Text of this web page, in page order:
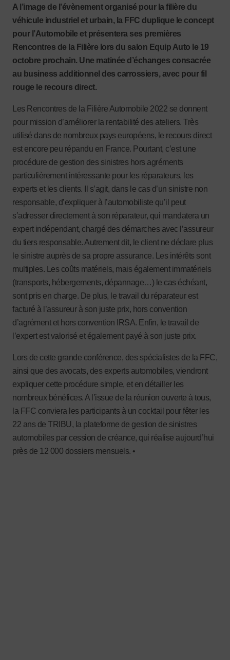
A l’image de l’évènement organisé pour la filière du
véhicule industriel et urbain, la FFC duplique le concept
pour l’Automobile et présentera ses premières
Rencontres de la Filière lors du salon Equip Auto le 19
octobre prochain. Une matinée d’échanges consacrée
au business additionnel des carrossiers, avec pour fil
rouge le recours direct.
Les Rencontres de la Filière Automobile 2022 se donnent
pour mission d’améliorer la rentabilité des ateliers. Très
utilisé dans de nombreux pays européens, le recours direct
est encore peu répandu en France. Pourtant, c’est une
procédure de gestion des sinistres hors agréments
particulièrement intéressante pour les réparateurs, les
experts et les clients. Il s’agit, dans le cas d’un sinistre non
responsable, d’expliquer à l’automobiliste qu’il peut
s’adresser directement à son réparateur, qui mandatera un
expert indépendant, chargé des démarches avec l’assureur
du tiers responsable. Autrement dit, le client ne déclare plus
le sinistre auprès de sa propre assurance. Les intérêts sont
multiples. Les coûts matériels, mais également immatériels
(transports, hébergements, dépannage…) le cas échéant,
sont pris en charge. De plus, le travail du réparateur est
facturé à l’assureur à son juste prix, hors convention
d’agrément et hors convention IRSA. Enfin, le travail de
l’expert est valorisé et également payé à son juste prix.
Lors de cette grande conférence, des spécialistes de la FFC,
ainsi que des avocats, des experts automobiles, viendront
expliquer cette procédure simple, et en détailler les
nombreux bénéfices. A l’issue de la réunion ouverte à tous,
la FFC conviera les participants à un cocktail pour fêter les
22 ans de TRIBU, la plateforme de gestion de sinistres
automobiles par cession de créance, qui réalise aujourd’hui
près de 12 000 dossiers mensuels. •